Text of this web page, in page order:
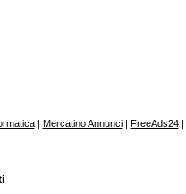
| Mercatino Annunci| FreeAds24|